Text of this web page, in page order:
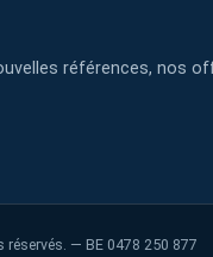
références, nos
réservés. — BE 0478 250 877